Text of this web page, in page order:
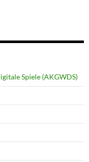
Spiele (AKGWDS)